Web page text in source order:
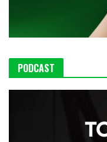
PODCAST